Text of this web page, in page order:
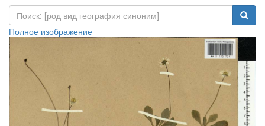
Полное изображение